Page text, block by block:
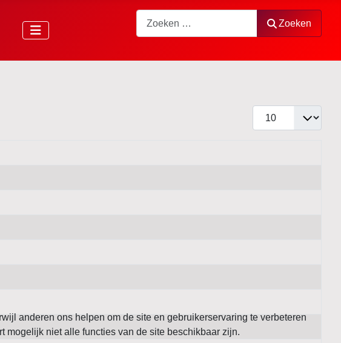
Zoeken
Toon #
anderen ons helpen om de site en gebruikerservaring te verbeteren
mogelijk niet alle functies van de site beschikbaar zijn.